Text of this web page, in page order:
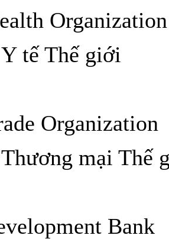
Organization
tế Thế giới
Organization
mại Thế
Bank